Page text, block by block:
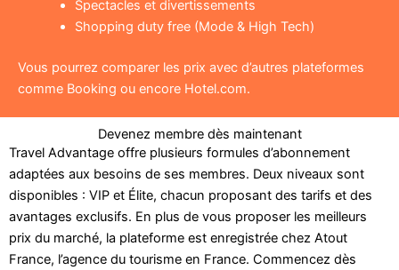
Spectacles et divertissements
Shopping duty free (Mode & High Tech)
Vous pourrez comparer les prix avec d’autres plateformes
comme Booking ou encore Hotel.com.
Devenez membre dès maintenant
Travel Advantage offre plusieurs formules d’abonnement
adaptées aux besoins de ses membres. Deux niveaux sont
disponibles : VIP et Élite, chacun proposant des tarifs et des
avantages exclusifs. En plus de vous proposer les meilleurs
prix du marché, la plateforme est enregistrée chez Atout
France, l’agence du tourisme en France. Commencez dès